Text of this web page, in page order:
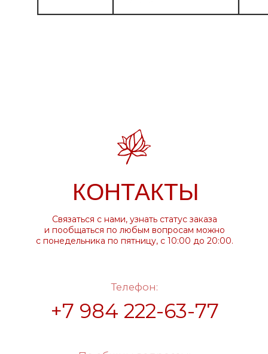
zenyoga@mail.ru
ИНН 253611284341
ОГРНИП 32025360006548
Instagram - признана экстремистской
Стоимость таможенных платежей
расчитывается отдельно при получении
Политика конфиденциальности
Политика cookie (куки)